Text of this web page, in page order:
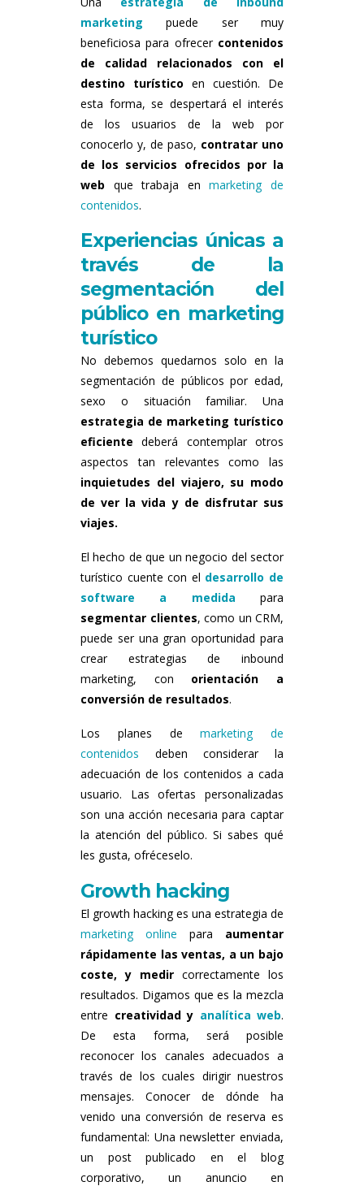
marketing
puede ser muy
beneficiosa para ofrecer contenidos
de calidad relacionados con el
destino turístico en cuestión. De
esta forma, se despertará el interés
de los usuarios de la web por
conocerlo y, de paso, contratar uno
de los servicios ofrecidos por la
web que trabaja enmarketing de
contenidos.
Experiencias únicas a
través de la
segmentación del
público en marketing
turístico
No debemos quedarnos solo en la
segmentación de públicos por edad,
sexo o situación familiar. Una
estrategia de marketing turístico
eficiente deberá contemplar otros
aspectos tan relevantes como las
inquietudes del viajero, su modo
de ver la vida y de disfrutar sus
viajes.
El hecho de que un negocio del sector
turístico cuente con el desarrollo de
software a medida para
segmentar clientes, como un CRM,
puede ser una gran oportunidad para
crear estrategias de inbound
marketing, con orientación a
conversión de resultados.
Los planes demarketing de
contenidos deben considerar la
adecuación de los contenidos a cada
usuario. Las ofertas personalizadas
son una acción necesaria para captar
la atención del público. Si sabes qué
les gusta, ofréceselo.
Growth hacking
El growth hacking es una estrategia de
marketing online para aumentar
rápidamente las ventas, a un bajo
coste, y medir correctamente los
resultados. Digamos que es la mezcla
entre creatividad y analítica web.
De esta forma, será posible
reconocer los canales adecuados a
través de los cuales dirigir nuestros
mensajes. Conocer de dónde ha
venido una conversión de reserva es
fundamental: Una newsletter enviada,
un post publicado en el blog
corporativo, un anuncio en